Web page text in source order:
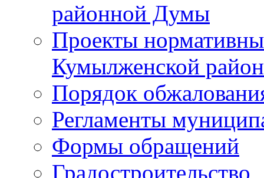
районной Думы
Проекты
Кумылженской
Порядок
Регламенты
Формы обращений
Градостроительство